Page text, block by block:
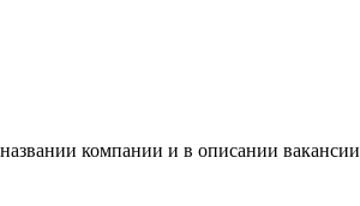
компании и в описании вакансии